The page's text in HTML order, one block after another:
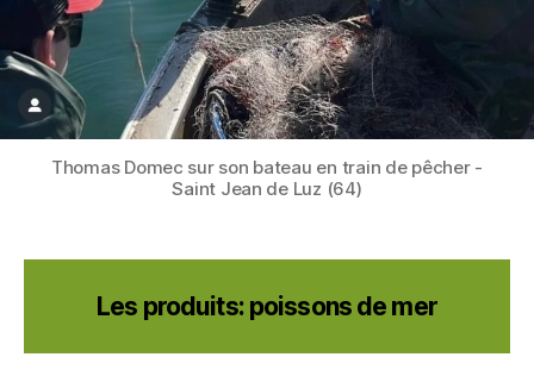
Thomas Domec sur son bateau en train de pêcher -
Saint Jean de Luz (64)
Les produits: poissons de mer